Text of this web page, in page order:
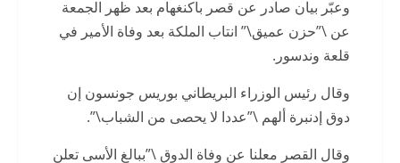
وعبّر بيان صادر عن قصر باكنغهام بعد ظهر الجمعة
عن \”حزن عميق\” انتاب الملكة بعد وفاة الأمير في
قلعة وندسور.
وقال رئيس الوزراء البريطاني بوريس جونسون إن
دوق إدنبرة ألهم \”عددا لا يحصى من الشباب\”.
وقال القصر معلنا عن وفاة الدوق \”ببالغ الأسى تعلن